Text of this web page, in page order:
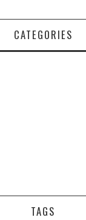
CATEGORIES
TAGS